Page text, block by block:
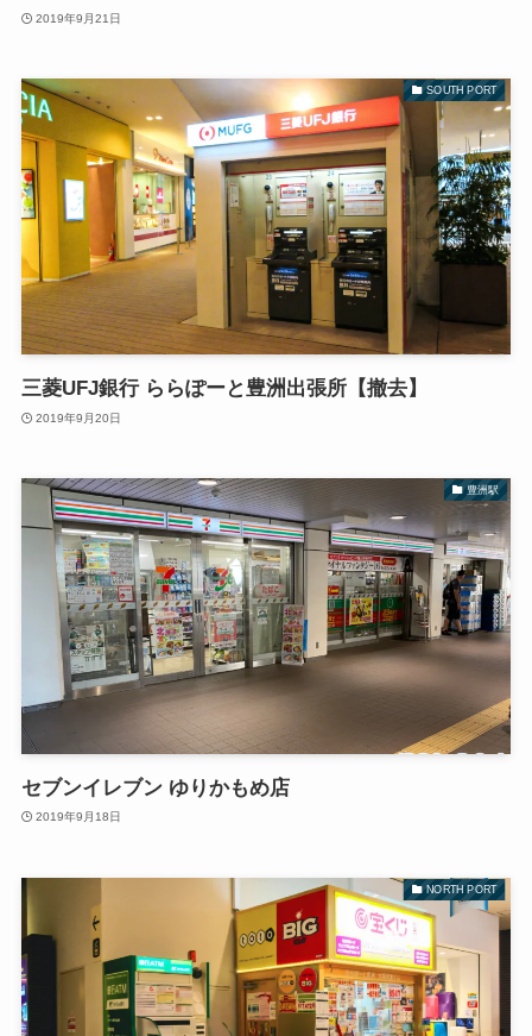
2019年9月21日
SOUTH PORT
三菱UFJ銀行 ららぽーと豊洲出張所【撤去】
2019年9月20日
豊洲駅
セブンイレブン ゆりかもめ店
2019年9月18日
NORTH PORT